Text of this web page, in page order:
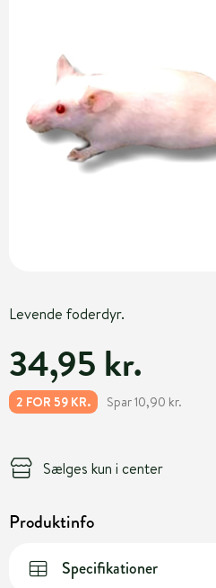
Levende foderdyr.
34,95 kr.
2 FOR 59 KR. Spar 10,90 kr.
Sælges kun i center
Produktinfo
Specifikationer